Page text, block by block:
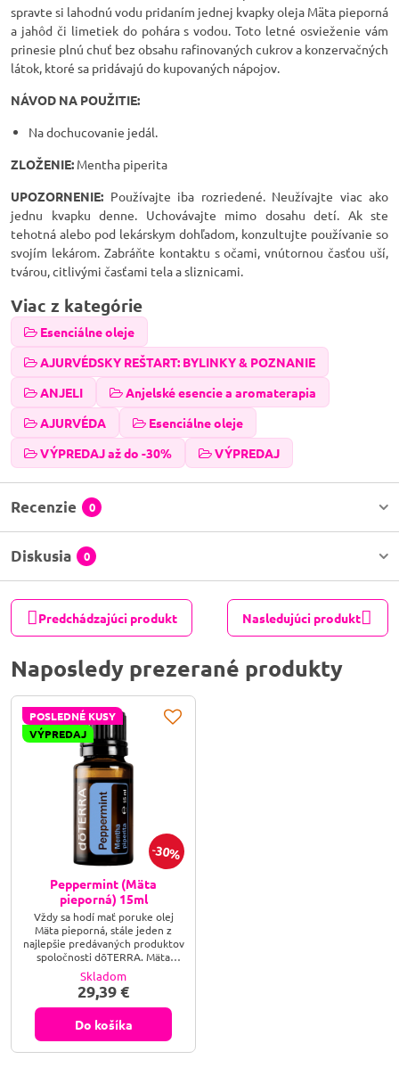
spravte si lahodnú vodu pridaním jednej kvapky oleja Mäta pieporná
a jahôd či limetiek do pohára s vodou. Toto letné osvieženie vám
prinesie plnú chuť bez obsahu rafinovaných cukrov a konzervačných
látok, ktoré sa pridávajú do kupovaných nápojov.
NÁVOD NA POUŽITIE:
Na dochucovanie jedál.
ZLOŽENIE: Mentha piperita
UPOZORNENIE: Používajte iba rozriedené. Neužívajte viac ako
jednu kvapku denne. Uchovávajte mimo dosahu detí. Ak ste
tehotná alebo pod lekárskym dohľadom, konzultujte používanie so
svojím lekárom. Zabráňte kontaktu s očami, vnútornou časťou uší,
tvárou, citlivými časťami tela a sliznicami.
Viac z kategórie
Esenciálne oleje
AJURVÉDSKY REŠTART: BYLINKY & POZNANIE
ANJELI
Anjelské esencie a aromaterapia
AJURVÉDA
Esenciálne oleje
VÝPREDAJ až do -30%
VÝPREDAJ
Recenzie 0
Diskusia 0
Predchádzajúci produkt Nasledujúci produkt
Naposledy prezerané produkty
30%
POSLEDNÉ KUSY
VÝPREDAJ
Peppermint (Mäta
pieporná) 15ml
Vždy sa hodí mať poruke olej
Mäta pieporná, stále jeden z
najlepšie predávaných produktov
spoločnosti dōTERRA. Mäta
pieporná pridá osviežujúcu
mätovú chuť dezertom, nápojom,
smoothies a dokonca i slaným
jedlám. Najkvalitnejší olej z mäty
piepornej sa od ostatných
produktov odlišuje vysokým
obsahom mentolu – aký je
Skladom
29,39 €
Do košíka